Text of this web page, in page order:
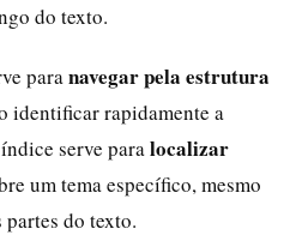
do texto.
para navegar pela estrutura
identificar rapidamente a
serve para localizar
um tema específico, mesmo
partes do texto.